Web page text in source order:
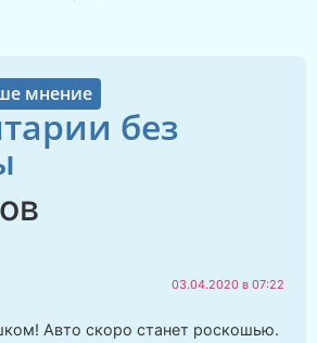
мнение
без
03.04.2020 в 07:22
Авто скоро станет роскошью.